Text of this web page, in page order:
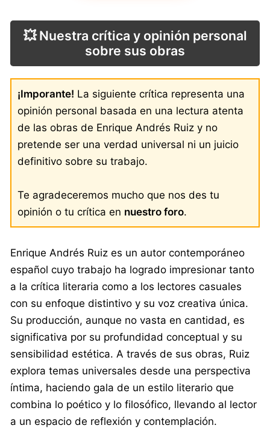
💥 Nuestra crítica y opinión personal
sobre sus obras
¡Imporante! La siguiente crítica representa una
opinión personal basada en una lectura atenta
de las obras de Enrique Andrés Ruiz y no
pretende ser una verdad universal ni un juicio
definitivo sobre su trabajo.
Te agradeceremos mucho que nos des tu
opinión o tu crítica en nuestro foro.
Enrique Andrés Ruiz es un autor contemporáneo
español cuyo trabajo ha logrado impresionar tanto
a la crítica literaria como a los lectores casuales
con su enfoque distintivo y su voz creativa única.
Su producción, aunque no vasta en cantidad, es
significativa por su profundidad conceptual y su
sensibilidad estética. A través de sus obras, Ruiz
explora temas universales desde una perspectiva
íntima, haciendo gala de un estilo literario que
combina lo poético y lo filosófico, llevando al lector
a un espacio de reflexión y contemplación.